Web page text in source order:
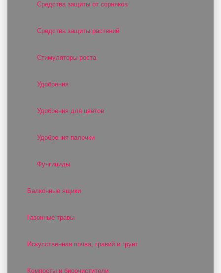
Средства защиты от сорняков
Средства защиты растений
Стимуляторы роста
Удобрения
Удобрения для цветов
Удобрения палочки
Фунгициды
Балконные ящики
Газонные травы
Искусственная почва, гравий и грунт
Компосты и биоочистители